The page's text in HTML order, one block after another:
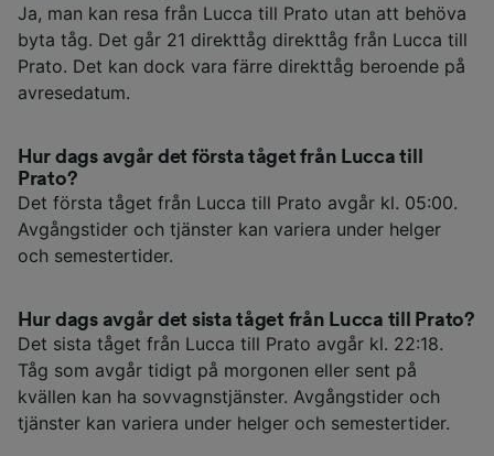
Ja, man kan resa från Lucca till Prato utan att behöva
byta tåg. Det går 21 direkttåg direkttåg från Lucca till
Prato. Det kan dock vara färre direkttåg beroende på
avresedatum.
Hur dags avgår det första tåget från Lucca till
Prato?
Det första tåget från Lucca till Prato avgår kl. 05:00.
Avgångstider och tjänster kan variera under helger
och semestertider.
Hur dags avgår det sista tåget från Lucca till Prato?
Det sista tåget från Lucca till Prato avgår kl. 22:18.
Tåg som avgår tidigt på morgonen eller sent på
kvällen kan ha sovvagnstjänster. Avgångstider och
tjänster kan variera under helger och semestertider.